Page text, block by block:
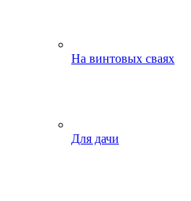
На винтовых сваях
Для дачи